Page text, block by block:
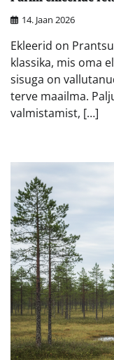
14. Jaan 2026
Ekleerid on
klassika, mis oma
sisuga on
terve maailma.
valmistamist, […]